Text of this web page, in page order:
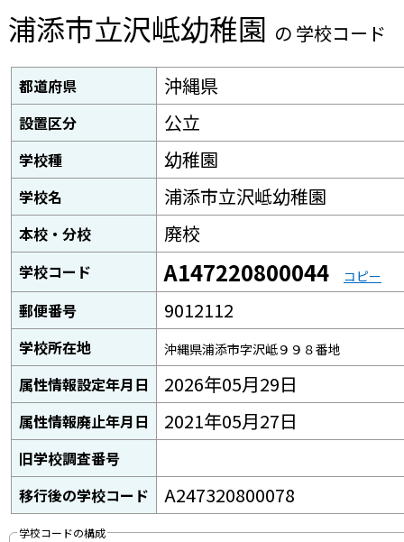
浦添市立沢岻幼稚園 の 学校コード
都道府県 沖縄県
設置区分 公立
学校種 幼稚園
学校名 浦添市立沢岻幼稚園
本校・分校 廃校
学校コード A147220800044 コピー
郵便番号 9012112
学校所在地 沖縄県浦添市字沢岻９９８番地
属性情報設定年月日 2026年05月29日
属性情報廃止年月日 2021年05月27日
旧学校調査番号
移行後の学校コード
A247320800078
学校コードの構成